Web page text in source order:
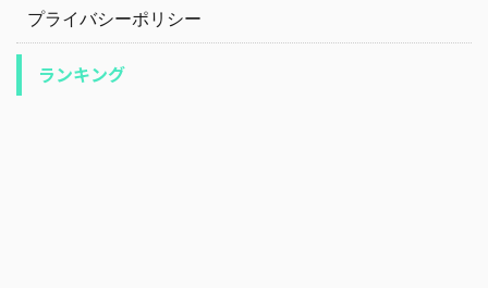
プライバシーポリシー
ランキング